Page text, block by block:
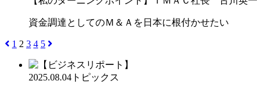
資金調達としてのＭ＆Ａを日本に根付かせたい
1 2 3 4 5
2025.08.04 トピックス